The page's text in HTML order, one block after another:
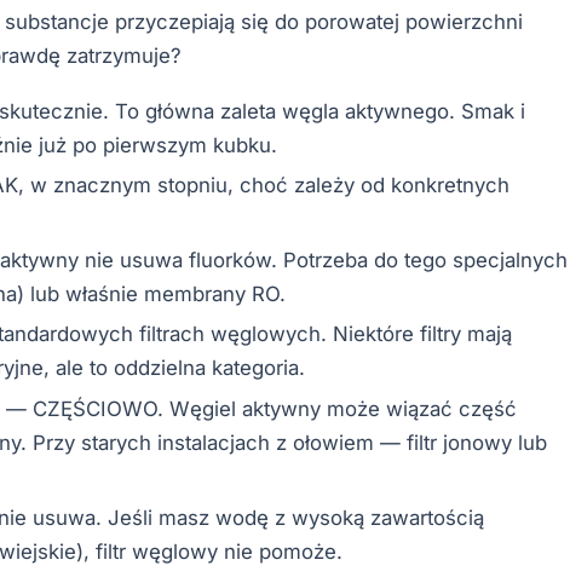
przyczepiają się do porowatej powierzchni
zatrzymuje?
To główna zaleta węgla aktywnego. Smak i
już po pierwszym kubku.
w znacznym stopniu, choć zależy od konkretnych
nie usuwa fluorków. Potrzeba do tego specjalnych
lub właśnie membrany RO.
filtrach węglowych. Niektóre filtry mają
ale to oddzielna kategoria.
— CZĘŚCIOWO. Węgiel aktywny może wiązać część
Przy starych instalacjach z ołowiem — filtr jonowy lub
usuwa. Jeśli masz wodę z wysoką zawartością
filtr węglowy nie pomoże.